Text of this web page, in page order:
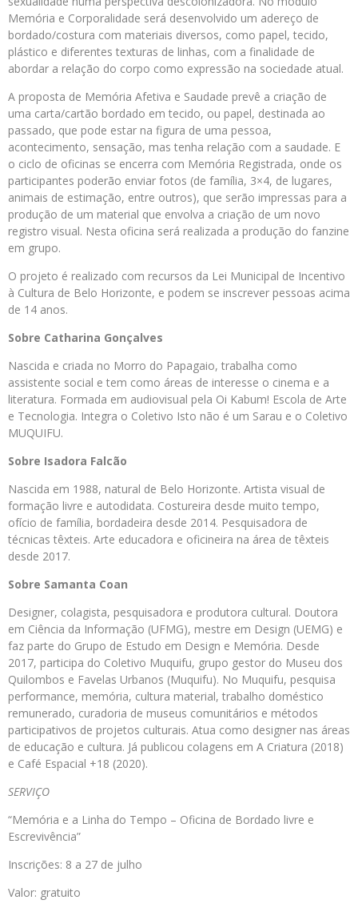
Memória e Corporalidade será desenvolvido um adereço de
bordado/costura com materiais diversos, como papel, tecido,
plástico e diferentes texturas de linhas, com a finalidade de
abordar a relação do corpo como expressão na sociedade atual.
A proposta de Memória Afetiva e Saudade prevê a criação de
uma carta/cartão bordado em tecido, ou papel, destinada ao
passado, que pode estar na figura de uma pessoa,
acontecimento, sensação, mas tenha relação com a saudade. E
o ciclo de oficinas se encerra com Memória Registrada, onde os
participantes poderão enviar fotos (de família, 3×4, de lugares,
animais de estimação, entre outros), que serão impressas para a
produção de um material que envolva a criação de um novo
registro visual. Nesta oficina será realizada a produção do fanzine
em grupo.
O projeto é realizado com recursos da Lei Municipal de Incentivo
à Cultura de Belo Horizonte, e podem se inscrever pessoas acima
de 14 anos.
Sobre Catharina Gonçalves
Nascida e criada no Morro do Papagaio, trabalha como
assistente social e tem como áreas de interesse o cinema e a
literatura. Formada em audiovisual pela Oi Kabum! Escola de Arte
e Tecnologia. Integra o Coletivo Isto não é um Sarau e o Coletivo
MUQUIFU.
Sobre Isadora Falcão
Nascida em 1988, natural de Belo Horizonte. Artista visual de
formação livre e autodidata. Costureira desde muito tempo,
ofício de família, bordadeira desde 2014. Pesquisadora de
técnicas têxteis. Arte educadora e oficineira na área de têxteis
desde 2017.
Sobre Samanta Coan
Designer, colagista, pesquisadora e produtora cultural. Doutora
em Ciência da Informação (UFMG), mestre em Design (UEMG) e
faz parte do Grupo de Estudo em Design e Memória. Desde
2017, participa do Coletivo Muquifu, grupo gestor do Museu dos
Quilombos e Favelas Urbanos (Muquifu). No Muquifu, pesquisa
performance, memória, cultura material, trabalho doméstico
remunerado, curadoria de museus comunitários e métodos
participativos de projetos culturais. Atua como designer nas áreas
de educação e cultura. Já publicou colagens em A Criatura (2018)
e Café Espacial +18 (2020).
SERVIÇO
“Memória e a Linha do Tempo – Oficina de Bordado livre e
Escrevivência”
Inscrições: 8 a 27 de julho
Valor: gratuito